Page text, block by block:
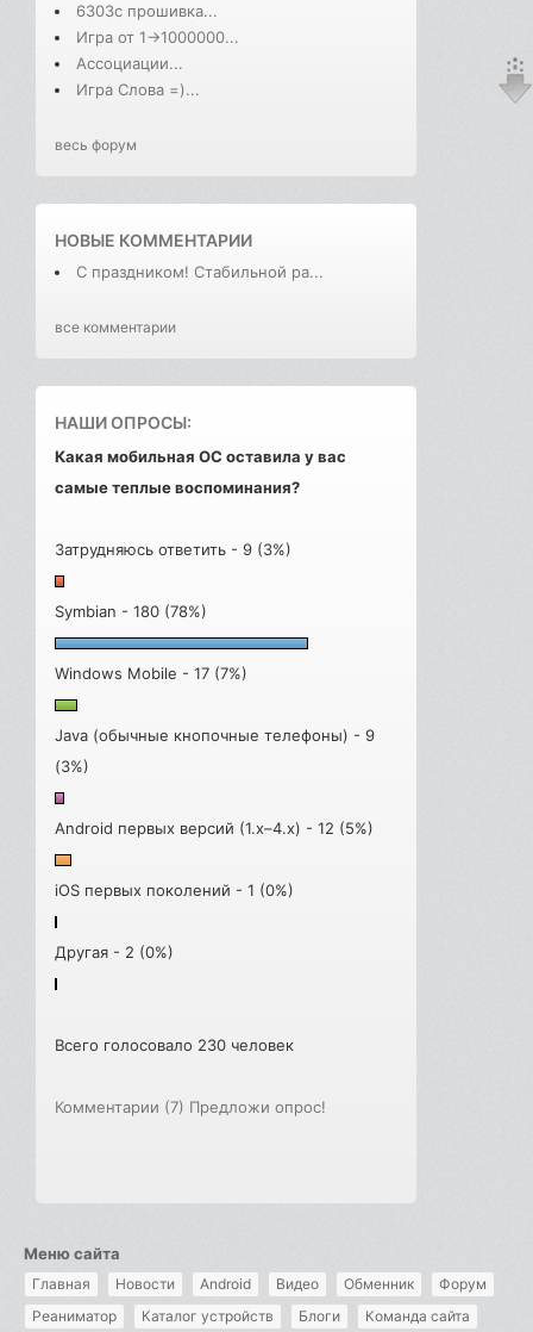
6303с прошивка...
Игра от 1->1000000...
Ассоциации...
Игра Слова =)...
весь форум
НОВЫЕ КОММЕНТАРИИ
С праздником! Стабильной ра...
все комментарии
НАШИ ОПРОСЫ:
Какая мобильная ОС оставила у вас
самые теплые воспоминания?
Затрудняюсь ответить - 9 (3%)
Symbian - 180 (78%)
Windows Mobile - 17 (7%)
Java (обычные кнопочные телефоны) - 9
(3%)
Android первых версий (1.x–4.x) - 12 (5%)
iOS первых поколений - 1 (0%)
Другая - 2 (0%)
Всего голосовало 230 человек
Комментарии (7) Предложи опрос!
Меню сайта
Главная Новости Android Видео Обменник
Форум
Реаниматор
Каталог устройств Блоги Команда сайта